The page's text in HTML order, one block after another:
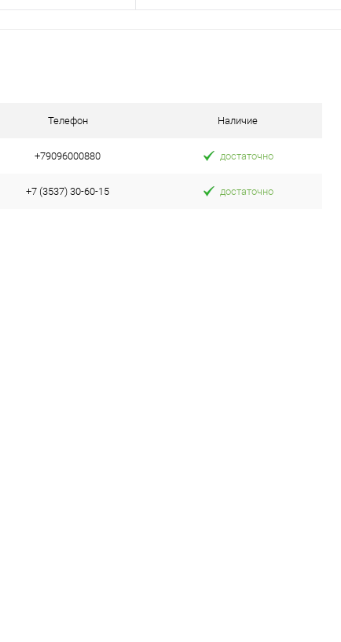
Телефон Наличие
+79096000880 достаточно
+7 (3537) 30-60-15 достаточно